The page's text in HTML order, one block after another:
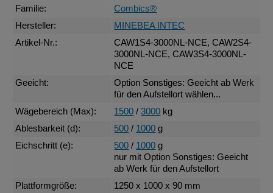
Familie:
Combics®
Hersteller:
MINEBEA INTEC
Artikel-Nr.:
CAW1S4-3000NL-NCE, CAW2S4-
3000NL-NCE, CAW3S4-3000NL-
NCE
Geeicht:
Option Sonstiges: Geeicht ab Werk
für den Aufstellort wählen...
Wägebereich (Max):
1500 /3000 kg
Ablesbarkeit (d):
500 / 1000 g
Eichschritt (e):
500 / 1000 g
nur mit Option Sonstiges: Geeicht
ab Werk für den Aufstellort
Plattformgröße:
1250 x 1000 x 90 mm